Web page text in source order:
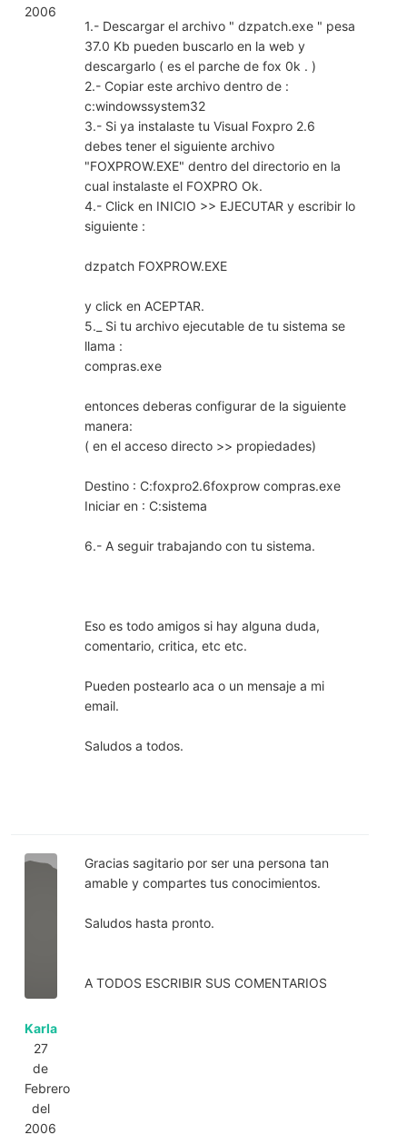
2006
1.- Descargar el archivo " dzpatch.exe " pesa
37.0 Kb pueden buscarlo en la web y
descargarlo ( es el parche de fox 0k . )
2.- Copiar este archivo dentro de :
c:windowssystem32
3.- Si ya instalaste tu Visual Foxpro 2.6
debes tener el siguiente archivo
"FOXPROW.EXE" dentro del directorio en la
cual instalaste el FOXPRO Ok.
4.- Click en INICIO >> EJECUTAR y escribir lo
siguiente :
dzpatch FOXPROW.EXE
y click en ACEPTAR.
5._ Si tu archivo ejecutable de tu sistema se
llama :
compras.exe
entonces deberas configurar de la siguiente
manera:
( en el acceso directo >> propiedades)
Destino : C:foxpro2.6foxprow compras.exe
Iniciar en : C:sistema
6.- A seguir trabajando con tu sistema.
Eso es todo amigos si hay alguna duda,
comentario, critica, etc etc.
Pueden postearlo aca o un mensaje a mi
email.
Saludos a todos.
Karla
27
de
Febrero
del
2006
Gracias sagitario por ser una persona tan
amable y compartes tus conocimientos.
Saludos hasta pronto.
A TODOS ESCRIBIR SUS COMENTARIOS